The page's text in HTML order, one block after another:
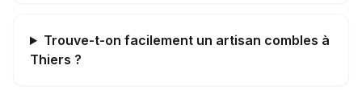
Trouve-t-on facilement un artisan combles à
Thiers ?